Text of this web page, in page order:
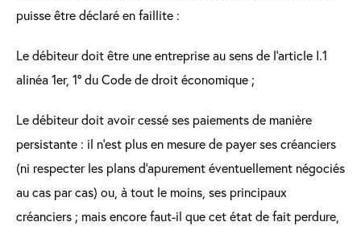
puisse être déclaré en faillite :
Le débiteur doit être une entreprise au sens de l’article I.1
alinéa 1er, 1° du Code de droit économique ;
Le débiteur doit avoir cessé ses paiements de manière
persistante : il n’est plus en mesure de payer ses créanciers
(ni respecter les plans d’apurement éventuellement négociés
au cas par cas) ou, à tout le moins, ses principaux
créanciers ; mais encore faut-il que cet état de fait perdure,